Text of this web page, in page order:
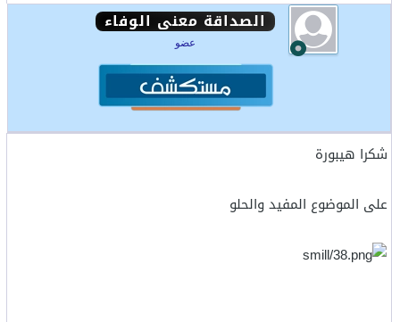
الصداقة معنى الوفاء
عضو
شكرا هيبورة
على الموضوع المفيد والحلو